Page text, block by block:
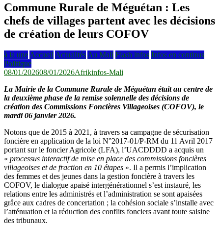
Commune Rurale de Méguétan : Les
chefs de villages partent avec les décisions
de création de leurs COFOV
à la une Accueil Actualités Au Mali Flash infos Infos en continus
Politique
08/01/202608/01/2026Afrikinfos-Mali
La Mairie de la Commune Rurale de Méguétan était au centre de
la deuxième phase de la remise solennelle des décisions de
création des Commissions Foncières Villageoises (COFOV), le
mardi 06 janvier 2026.
Notons que de 2015 à 2021, à travers sa campagne de sécurisation
foncière en application de la loi N°2017-01/P-RM du 11 Avril 2017
portant sur le foncier Agricole (LFA), l’UACDDDD a acquis un
« processus interactif de mise en place des commissions foncières
villageoises et de fraction en 10 étapes ». Il a permis l’implication
des femmes et des jeunes dans la gestion foncière à travers les
COFOV, le dialogue apaisé intergénérationnel s’est instauré, les
relations entre les administrés et l’administration se sont apaisées
grâce aux cadres de concertation ; la cohésion sociale s’installe avec
l’atténuation et la réduction des conflits fonciers avant toute saisine
des tribunaux.